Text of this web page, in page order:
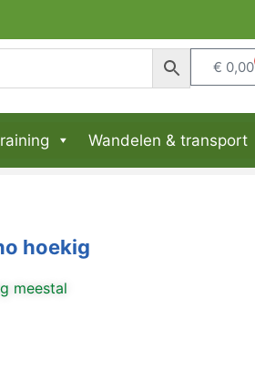
€ 0,00
Wandelen & transport
hoekig
meestal